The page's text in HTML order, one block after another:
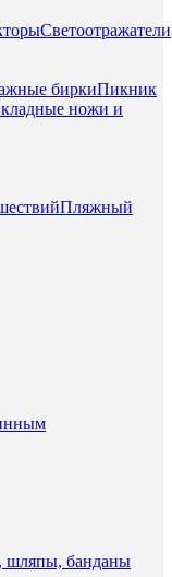
Светоотражатели
биркиПикник
ножи и
Пляжный
шляпы, банданы